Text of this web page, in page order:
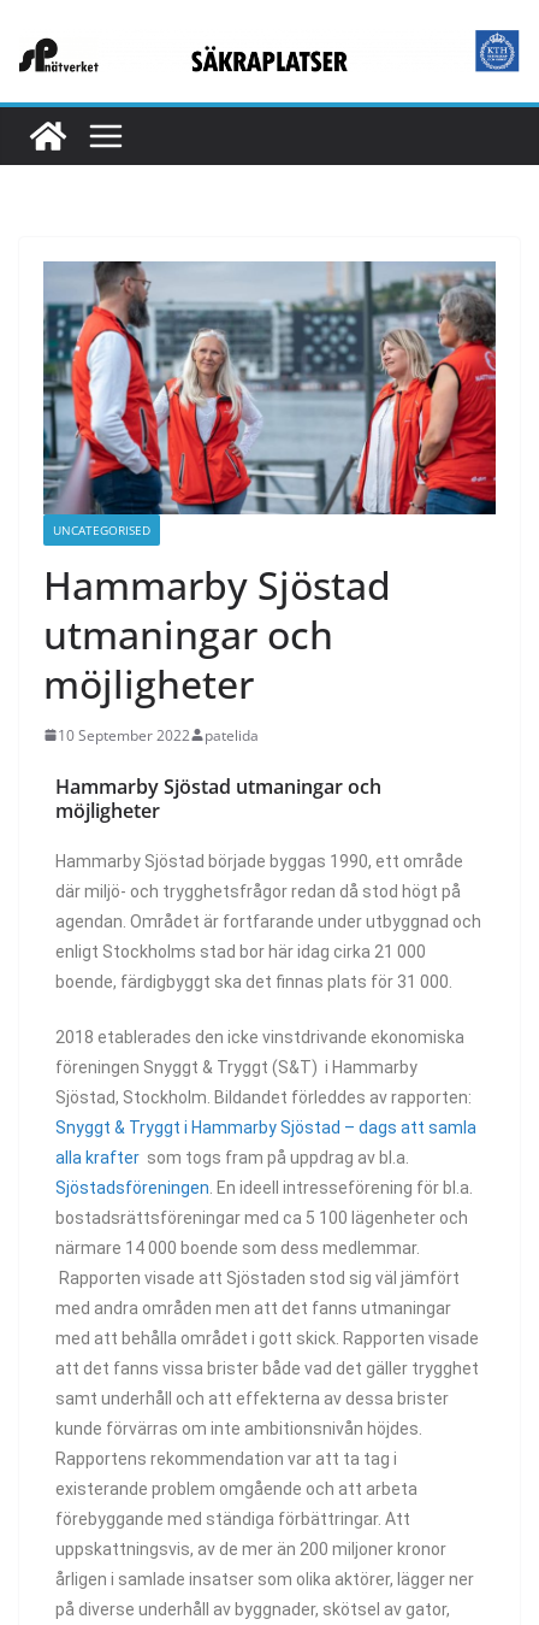
UNCATEGORISED
Hammarby Sjöstad
utmaningar och
möjligheter
10 September 2022 patelida
Hammarby Sjöstad utmaningar och
möjligheter
Hammarby Sjöstad började byggas 1990, ett område
där miljö- och trygghetsfrågor redan då stod högt på
agendan. Området är fortfarande under utbyggnad och
enligt Stockholms stad bor här idag cirka 21 000
boende, färdigbyggt ska det finnas plats för 31 000.
2018 etablerades den icke vinstdrivande ekonomiska
föreningen Snyggt & Tryggt (S&T) i Hammarby
Sjöstad, Stockholm. Bildandet förleddes av rapporten:
Snyggt & Tryggt i Hammarby Sjöstad – dags att samla
alla krafter som togs fram på uppdrag av bl.a.
Sjöstadsföreningen . En ideell intresseförening för bl.a.
bostadsrättsföreningar med ca 5 100 lägenheter och
närmare 14 000 boende som dess medlemmar.
Rapporten visade att Sjöstaden stod sig väl jämfört
med andra områden men att det fanns utmaningar
med att behålla området i gott skick. Rapporten visade
att det fanns vissa brister både vad det gäller trygghet
samt underhåll och att effekterna av dessa brister
kunde förvärras om inte ambitionsnivån höjdes.
Rapportens rekommendation var att ta tag i
existerande problem omgående och att arbeta
förebyggande med ständiga förbättringar. Att
uppskattningsvis, av de mer än 200 miljoner kronor
årligen i samlade insatser som olika aktörer, lägger ner
på diverse underhåll av byggnader, skötsel av gator,